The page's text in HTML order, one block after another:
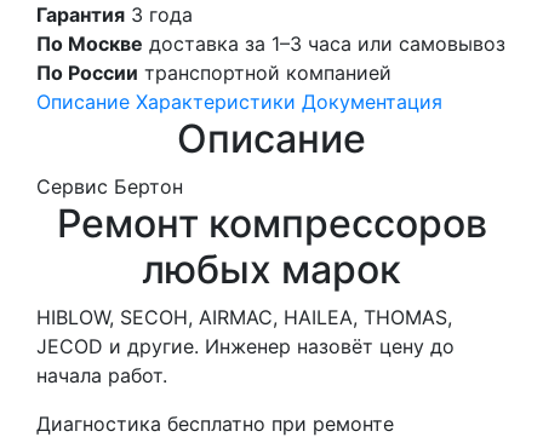
Гарантия 3 года
По Москве доставка за 1–3 часа или самовывоз
По России транспортной компанией
Описание Характеристики Документация
Описание
Сервис Бертон
Ремонт компрессоров
любых марок
HIBLOW, SECOH, AIRMAC, HAILEA, THOMAS,
JECOD и другие. Инженер назовёт цену до
начала работ.
Диагностика бесплатно при ремонте